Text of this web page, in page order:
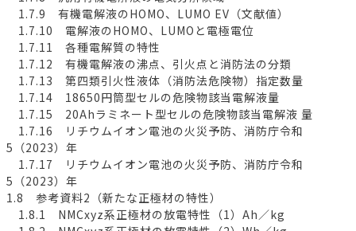
1.7.9 有機電解液のHOMO、LUMO EV（文献値）
1.7.10 電解液のHOMO、LUMOと電極電位
1.7.11 各種電解質の特性
1.7.12 有機電解液の沸点、引火点と消防法の分類
1.7.13 第四類引火性液体（消防法危険物）指定数量
1.7.14 18650円筒型セルの危険物該当電解液量
1.7.15 20Ahラミネート型セルの危険物該当電解液 量
1.7.16 リチウムイオン電池の火災予防、消防庁令和
5（2023）年
1.7.17 リチウムイオン電池の火災予防、消防庁令和
5（2023）年
1.8 参考資料2（新たな正極材の特性）
1.8.1 NMCxyz系正極材の放電特性（1）Ah／kg